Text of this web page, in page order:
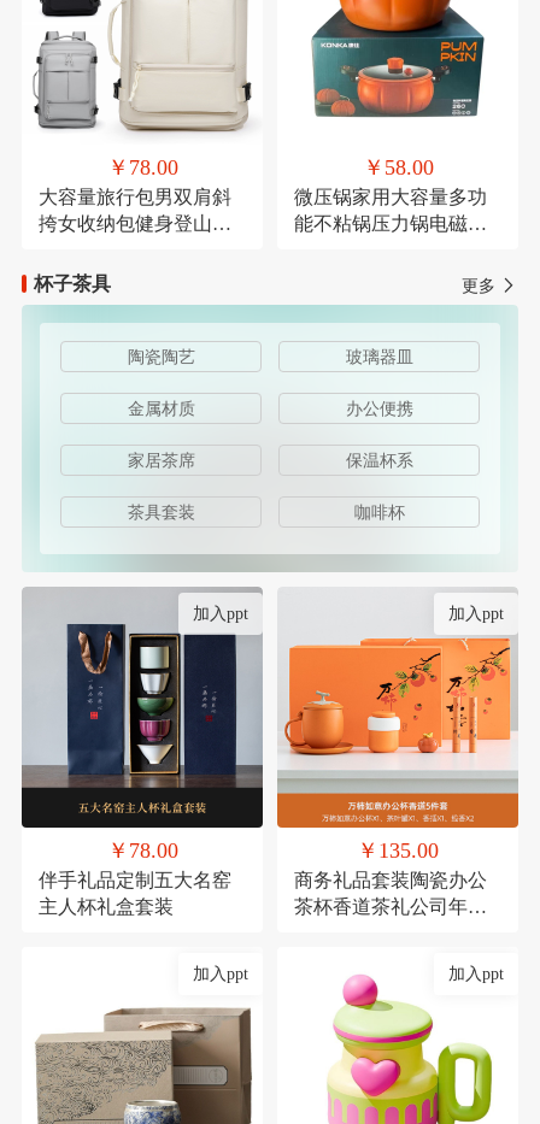
￥78.00
大容量旅行包男双肩斜
挎女收纳包健身登山运
￥58.00
微压锅家用大容量多功
能不粘锅压力锅电磁炉
杯子茶具
更多
陶瓷陶艺 玻璃器皿
金属材质 办公便携
家居茶席 保温杯系
茶具套装 咖啡杯
加入ppt
￥78.00
伴手礼品定制五大名窑
主人杯礼盒套装
加入ppt
￥135.00
商务礼品套装陶瓷办公
茶杯香道茶礼公司年会
加入ppt 加入ppt